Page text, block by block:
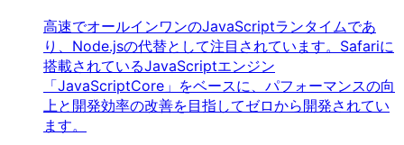
高速でオールインワンのJavaScriptランタイムであ
り、Node.jsの代替として注目されています。Safariに
搭載されているJavaScriptエンジン
「JavaScriptCore」をベースに、パフォーマンスの向
上と開発効率の改善を目指してゼロから開発されてい
ます。